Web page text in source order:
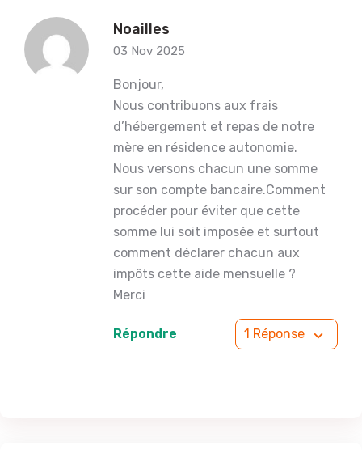
Noailles
03 Nov 2025
Bonjour,
Nous contribuons aux frais
d’hébergement et repas de notre
mère en résidence autonomie.
Nous versons chacun une somme
sur son compte bancaire.Comment
procéder pour éviter que cette
somme lui soit imposée et surtout
comment déclarer chacun aux
impôts cette aide mensuelle ?
Merci
Répondre 1 Réponse